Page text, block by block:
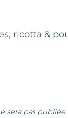
ricotta &
sera pas publiée.